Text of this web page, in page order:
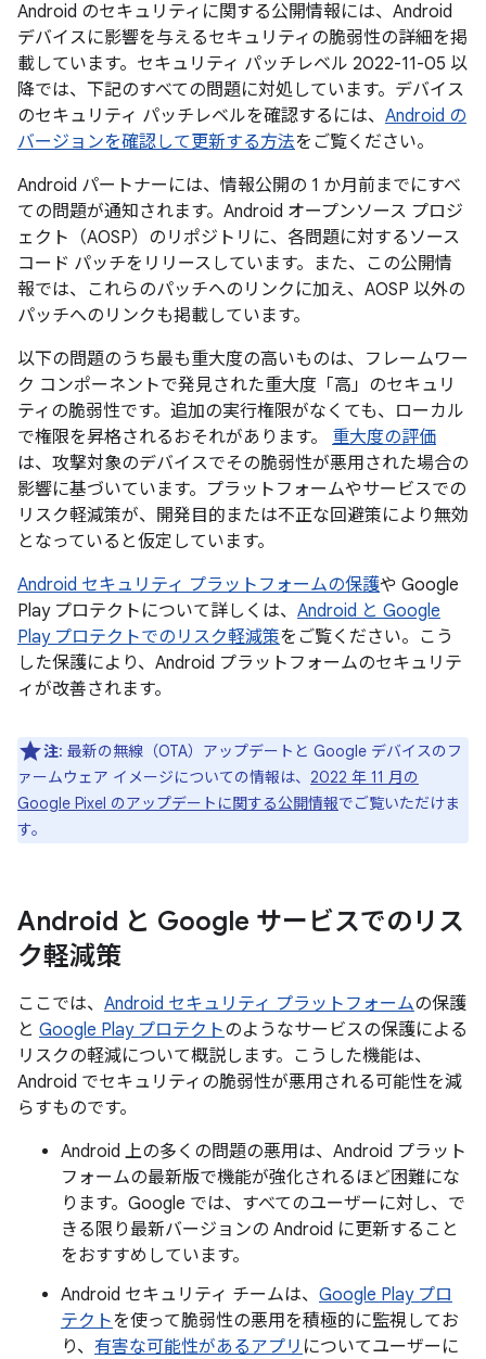
Android のセキュリティに関する公開情報には、Android
デバイスに影響を与えるセキュリティの脆弱性の詳細を掲
載しています。セキュリティ パッチレベル 2022-11-05 以
降では、下記のすべての問題に対処しています。デバイス
のセキュリティ パッチレベルを確認するには、 Android の
バージョンを確認して更新する方法をご覧ください。
Android パートナーには、情報公開の 1 か月前までにすべ
ての問題が通知されます。Android オープンソース プロジ
ェクト（AOSP）のリポジトリに、各問題に対するソース
コード パッチをリリースしています。また、この公開情
報では、これらのパッチへのリンクに加え、AOSP 以外の
パッチへのリンクも掲載しています。
以下の問題のうち最も重大度の高いものは、フレームワー
ク コンポーネントで発見された重大度「高」のセキュリ
ティの脆弱性です。追加の実行権限がなくても、ローカル
で権限を昇格されるおそれがあります。 重大度の評価
は、攻撃対象のデバイスでその脆弱性が悪用された場合の
影響に基づいています。プラットフォームやサービスでの
リスク軽減策が、開発目的または不正な回避策により無効
となっていると仮定しています。
Android セキュリティ プラットフォームの保護や Google
Play プロテクトについて詳しくは、 Android と Google
Play プロテクトでのリスク軽減策をご覧ください。こう
した保護により、Android プラットフォームのセキュリテ
ィが改善されます。
注: 最新の無線（OTA）アップデートと Google デバイスのフ
ァームウェア イメージについての情報は、 2022 年 11 月の
Google Pixel のアップデートに関する公開情報でご覧いただけま
す。
Android と Google サービスでのリス
ク軽減策
ここでは、 Android セキュリティ プラットフォームの保護
と Google Play プロテクトのようなサービスの保護による
リスクの軽減について概説します。こうした機能は、
Android でセキュリティの脆弱性が悪用される可能性を減
らすものです。
Android 上の多くの問題の悪用は、Android プラット
フォームの最新版で機能が強化されるほど困難にな
ります。Google では、すべてのユーザーに対し、で
きる限り最新バージョンの Android に更新すること
をおすすめしています。
Android セキュリティ チームは、 Google Play プロ
テクトを使って脆弱性の悪用を積極的に監視してお
り、 有害な可能性があるアプリ についてユーザーに